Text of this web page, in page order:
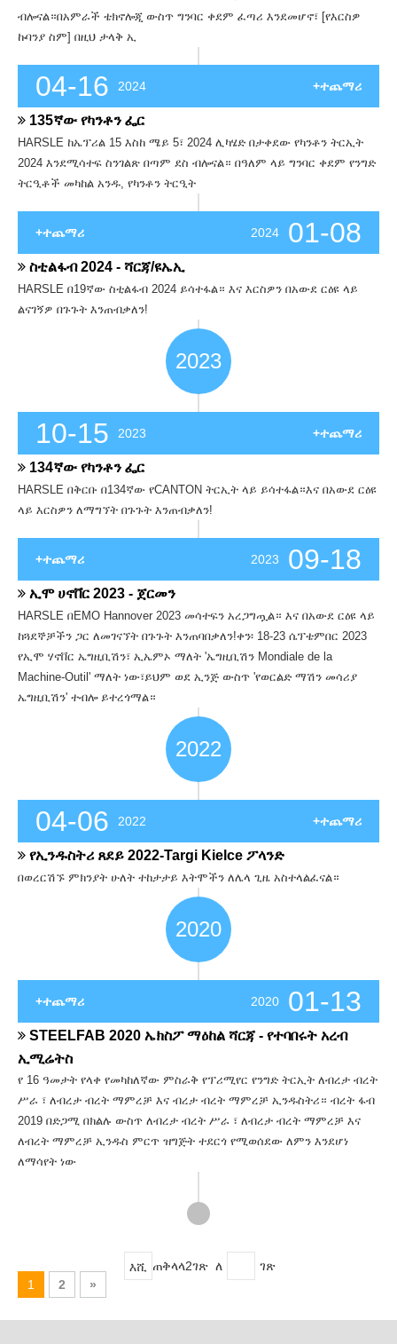
ብሎናል።በአምራች ቴክኖሎጂ ውስጥ ግንባር ቀደም ፈጣሪ እንደመሆኖ፣ [የእርስዎ
ኩባንያ ስም] በዚህ ታላቅ ኢ
04-16 2024 +ተጨማሪ
135ኛው የካንቶን ፌር
HARSLE ከኤፕሪል 15 እስከ ሜይ 5፣ 2024 ሊካሄድ በታቀደው የካንቶን ትርኢት
2024 እንደሚሳተፍ ስንገልጽ በጣም ደስ ብሎናል። በዓለም ላይ ግንባር ቀደም የንግድ
ትርዒቶች መካከል አንዱ, የካንቶን ትርዒት
01-08
2024
+ተጨማሪ
ስቲልፋብ 2024 - ሻርጃ/ዩኤኢ
HARSLE በ19ኛው ስቲልፋብ 2024 ይሳተፋል። እና እርስዎን በአውደ ርዕዩ ላይ
ልናገኝዎ በጉጉት እንጠብቃለን!
2023
10-15 2023 +ተጨማሪ
134ኛው የካንቶን ፌር
HARSLE በቅርቡ በ134ኛው የCANTON ትርኢት ላይ ይሳተፋል።እና በአውደ ርዕዩ
ላይ እርስዎን ለማግኘት በጉጉት እንጠብቃለን!
09-18
2023
+ተጨማሪ
ኢሞ ሀኖቨር 2023 - ጀርመን
HARSLE በEMO Hannover 2023 መሳተፍን አረጋግጧል። እና በአውደ ርዕዩ ላይ
ከጓደኞቻችን ጋር ለመገናኘት በጉጉት እንጠባበቃለን!ቀን፡ 18-23 ሴፕቴምበር 2023
የኢሞ ሃኖቨር ኤግዚቢሽን፣ ኢኤምኦ ማለት 'ኤግዚቢሽን Mondiale de la
Machine-Outil' ማለት ነው፣ይህም ወደ ኢንጅ ውስጥ 'የወርልድ ማሽን መሳሪያ
ኤግዚቢሽን' ተብሎ ይተረጎማል።
2022
04-06 2022 +ተጨማሪ
የኢንዱስትሪ ጸደይ 2022-Targi Kielce ፖላንድ
በወረርሽኙ ምክንያት ሁለት ተከታታይ እትሞችን ለሌላ ጊዜ አስተላልፈናል።
2020
01-13
2020
+ተጨማሪ
STEELFAB 2020 ኤክስፖ ማዕከል ሻርጃ - የተባበሩት አረብ
ኢሚሬትስ
የ 16 ዓመታት የላቀ የመካከለኛው ምስራቅ የፕሪሚየር የንግድ ትርኢት ለብረታ ብረት
ሥራ ፣ ለብረታ ብረት ማምረቻ እና ብረታ ብረት ማምረቻ ኢንዱስትሪ። ብረት ፋብ
2019 በድጋሚ በክልሉ ውስጥ ለብረታ ብረት ሥራ ፣ ለብረታ ብረት ማምረቻ እና
ለብረት ማምረቻ ኢንዱስ ምርጥ ዝግጅት ተደርጎ የሚወሰደው ለምን እንደሆነ
ለማሳየት ነው
1 2 »
ጠቅላላ2ገጽ ለ ገጽ
እሺ